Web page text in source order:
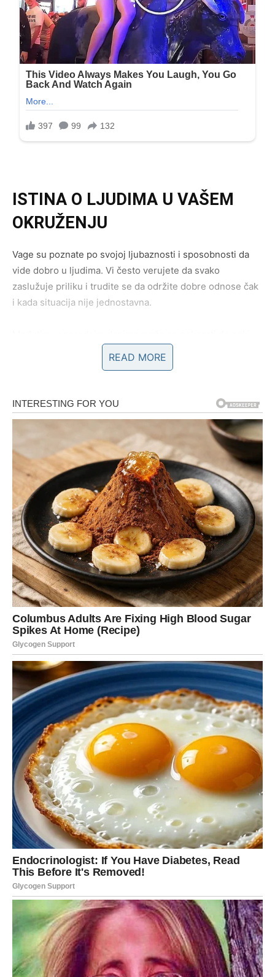
ISTINA O LJUDIMA U VAŠEM
OKRUŽENJU
Vage su poznate po svojoj ljubaznosti i sposobnosti da
vide dobro u ljudima. Vi često verujete da svako
zaslužuje priliku i trudite se da održite dobre odnose čak
i kada situacija nije jednostavna.
ljudi nisu bili onoliko iskreni koliko ste mislili. Neko može
kroz svoje ponašanje ili postupke otkriti svoje prave
Ipak, ovaj period donosi i pozitivna iznenađenja. Možda
ćete shvatiti da je neko ko je bio tih i nenametljiv zapravo
osoba koja vam je bila najlojalnija. Istina ponekad razdvaja
ljude, ali istovremeno pokazuje i ko su oni koji zaslužuju
da ostanu u vašem životu.
LJUBAV – RAZGOVORI KOJI
MENJAJU ODNOS
U ljubavi Vage ulaze u period u kojem emocije više ne
mogu ostati skrivene. Ako ste u vezi, moguće je da će
doći do razgovora koji razjašnjava mnoge stvari između
vas i partnera. Neko može priznati ono što je dugo držao
u sebi ili objasniti ponašanje koje vas je zbunjivalo.
Za neke Vage ovaj period donosi potvrdu ljubavi i
stabilnosti. Shvatićete da je osoba pored vas iskrena i da
vaš odnos ima čvrstu osnovu.
Za druge, istina može doneti i određeno razočaranje.
Možda ćete shvatiti da neko nije bio potpuno iskren ili da
su njegova osećanja drugačija nego što ste mislili. Iako
takva saznanja mogu biti teška, ona vam pomažu da ne
ostajete u odnosima koji nisu iskreni.
Slobodne Vage mogu doživeti iznenađenje u vidu
priznanja od osobe koja im je bliska. Neko ko je dugo
skrivao emocije može konačno skupiti hrabrost da ih
pokaže.
POSAO – RAZJAŠNJENJE I
NOVE INFORMACIJE
Na poslovnom planu Vage mogu saznati važne
READ MORE